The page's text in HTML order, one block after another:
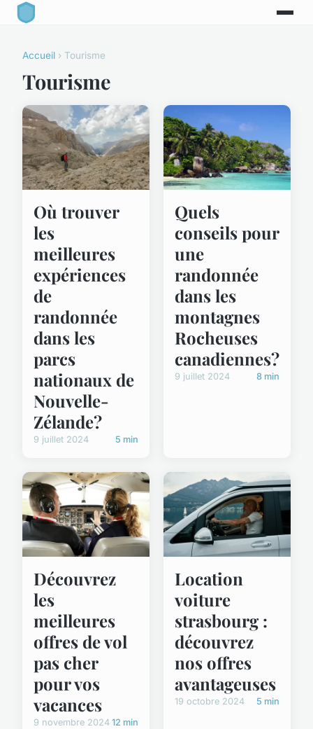
Accueil › Tourisme
Tourisme
Où trouver
les
meilleures
expériences
de
randonnée
dans les
parcs
nationaux de
Nouvelle-
Zélande?
9 juillet 2024 5 min
Quels
conseils pour
une
randonnée
dans les
montagnes
Rocheuses
canadiennes?
9 juillet 2024 8 min
Découvrez
les
meilleures
offres de vol
pas cher
pour vos
vacances
9 novembre 2024 12 min
Location
voiture
strasbourg :
découvrez
nos offres
avantageuses
19 octobre 2024 5 min